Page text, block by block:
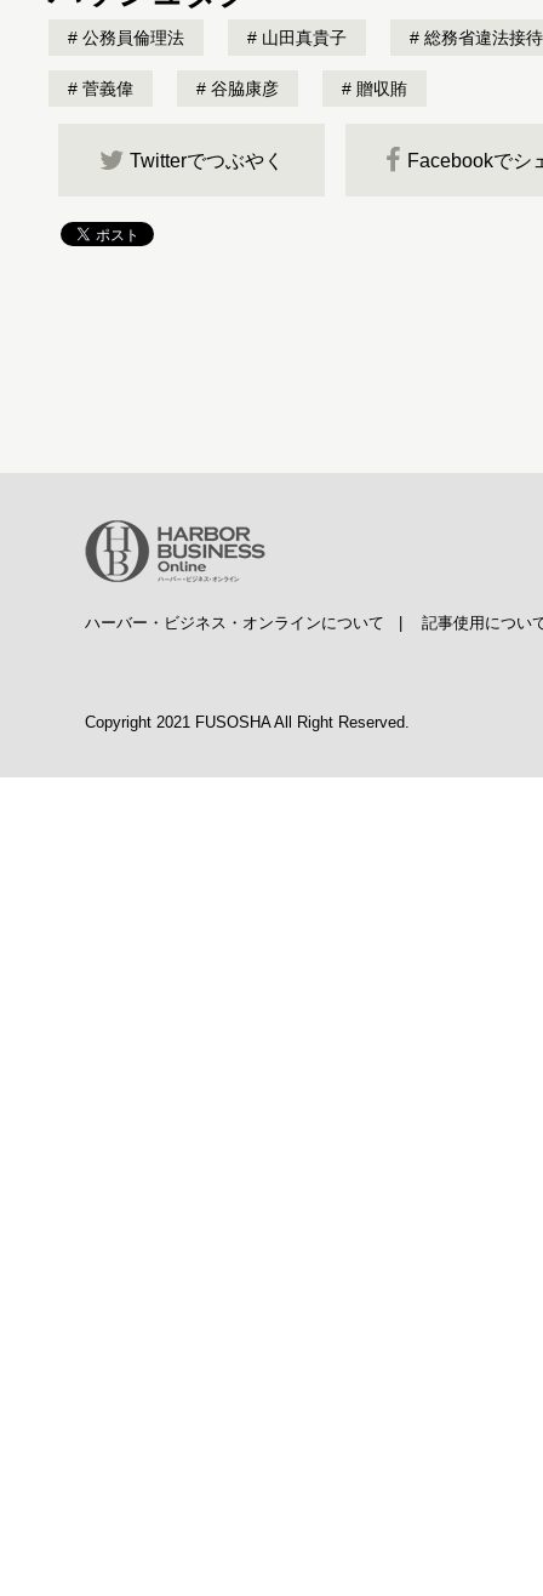
公務員倫理法 山田真貴子 総務省違法接
菅義偉 谷脇康彦 贈収賄
Twitterでつぶやく Facebookでシ
ハーバー・ビジネス・オンラインについて 記事使用につい
Copyright 2021 FUSOSHA All Right Reserved.